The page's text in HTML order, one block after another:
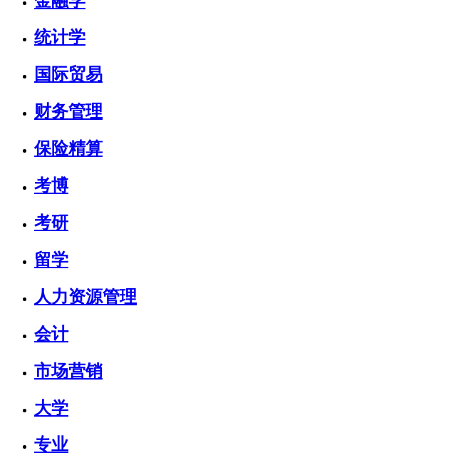
统计学
国际贸易
财务管理
保险精算
考博
考研
留学
人力资源管理
会计
市场营销
大学
专业